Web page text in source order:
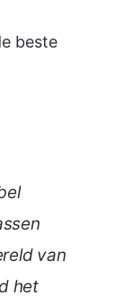
beste
van
het